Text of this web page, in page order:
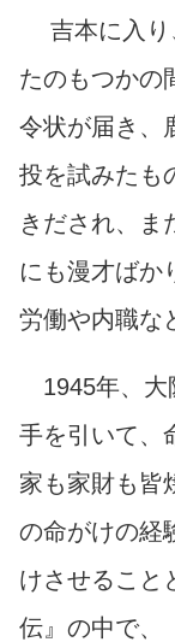
吉本に入り
たのもつかの
令状が届き、
投を試みたも
きだされ、ま
にも漫才ばか
労働や内職な
1945年、大
手を引いて、
家も家財も皆
の命がけの経
けさせること
伝』の中で、